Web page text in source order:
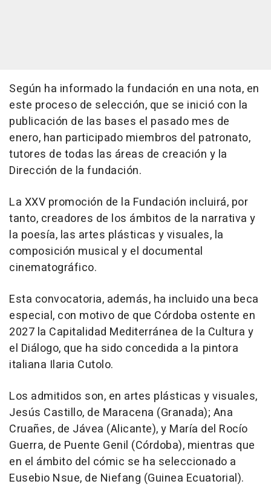
Según ha informado la fundación en una nota, en
este proceso de selección, que se inició con la
publicación de las bases el pasado mes de
enero, han participado miembros del patronato,
tutores de todas las áreas de creación y la
Dirección de la fundación.
La XXV promoción de la Fundación incluirá, por
tanto, creadores de los ámbitos de la narrativa y
la poesía, las artes plásticas y visuales, la
composición musical y el documental
cinematográfico.
Esta convocatoria, además, ha incluido una beca
especial, con motivo de que Córdoba ostente en
2027 la Capitalidad Mediterránea de la Cultura y
el Diálogo, que ha sido concedida a la pintora
italiana Ilaria Cutolo.
Los admitidos son, en artes plásticas y visuales,
Jesús Castillo, de Maracena (Granada); Ana
Cruañes, de Jávea (Alicante), y María del Rocío
Guerra, de Puente Genil (Córdoba), mientras que
en el ámbito del cómic se ha seleccionado a
Eusebio Nsue, de Niefang (Guinea Ecuatorial).